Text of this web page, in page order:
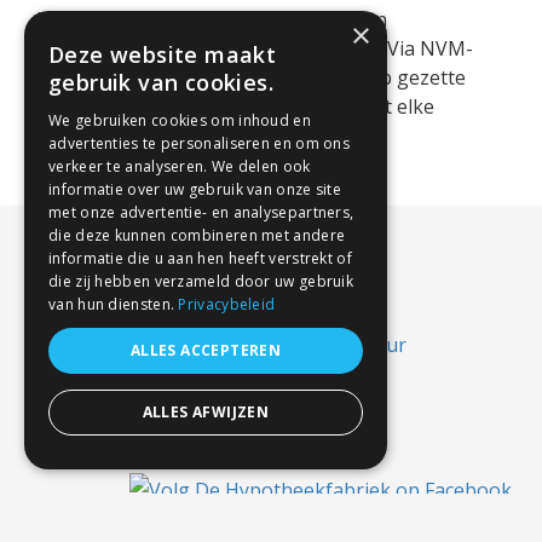
In het tweede kwartaal van 2026 is een
recordaantal woningen te koop gezet. Via NVM-
Makelaars. Het feitelijke aantal te koop gezette
woningen is nog veel hoger omdat niet elke
makelaar lid is van NVM. Kopers [...]
×
Deze website maakt
gebruik van cookies.
We gebruiken cookies om inhoud en
advertenties te personaliseren en om ons
verkeer te analyseren. We delen ook
informatie over uw gebruik van onze site
met onze advertentie- en analysepartners,
die deze kunnen combineren met andere
informatie die u aan hen heeft verstrekt of
die zij hebben verzameld door uw gebruik
van hun diensten. Privacybeleid
ALLES ACCEPTEREN
ALLES AFWIJZEN